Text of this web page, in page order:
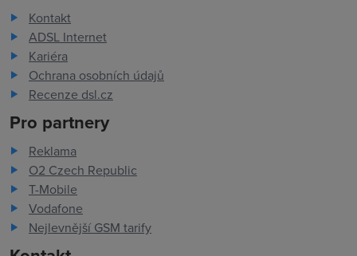
Kontakt
ADSL Internet
Kariéra
Ochrana osobních údajů
Recenze dsl.cz
Pro partnery
Reklama
O2 Czech Republic
T-Mobile
Vodafone
Nejlevnější GSM tarify